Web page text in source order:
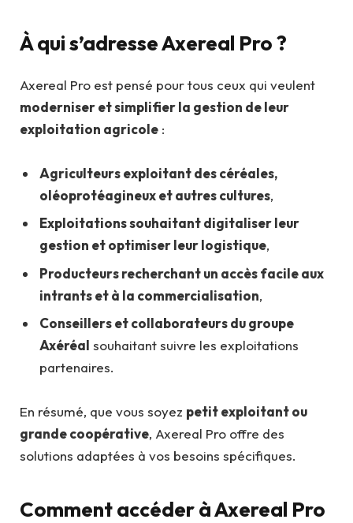
À qui s’adresse Axereal Pro ?
Axereal Pro est pensé pour tous ceux qui veulent
moderniser et simplifier la gestion de leur
exploitation agricole :
Agriculteurs exploitant des céréales,
oléoprotéagineux et autres cultures,
Exploitations souhaitant digitaliser leur
gestion et optimiser leur logistique,
Producteurs recherchant un accès facile aux
intrants et à la commercialisation,
Conseillers et collaborateurs du groupe
Axéréal souhaitant suivre les exploitations
partenaires.
En résumé, que vous soyez petit exploitant ou
grande coopérative, Axereal Pro offre des
solutions adaptées à vos besoins spécifiques.
Comment accéder à Axereal Pro